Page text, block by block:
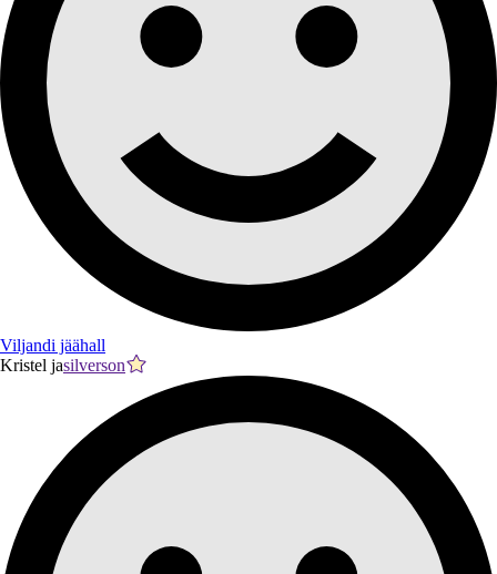
Viljandi jäähall
Kristel jasilverson